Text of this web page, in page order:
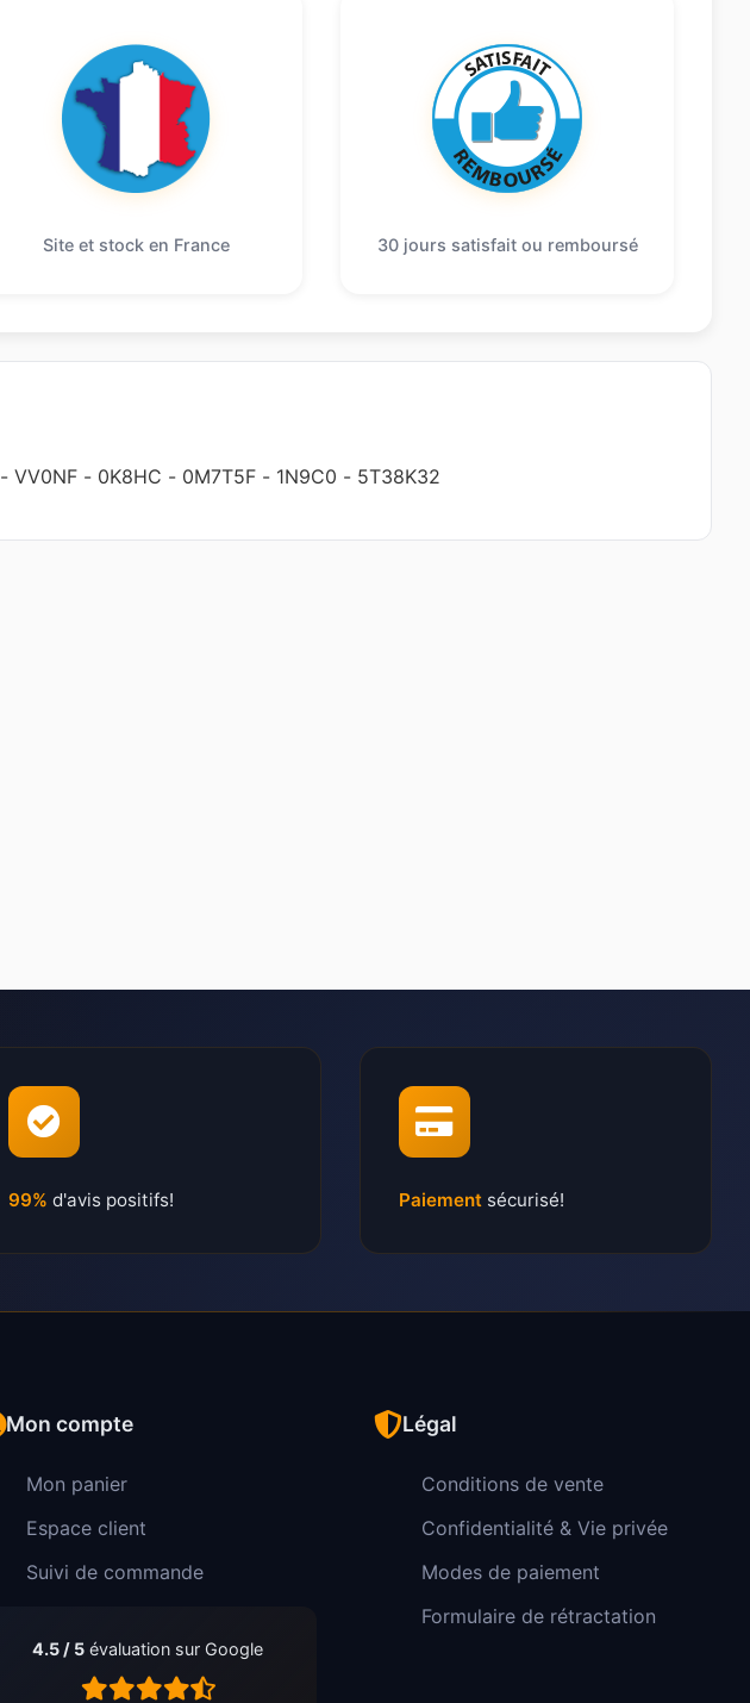
Site et stock en France 30 jours satisfait ou remboursé
- VV0NF - 0K8HC - 0M7T5F - 1N9C0 - 5T38K32
99% d'avis positifs! Paiement sécurisé!
Mon compte
Mon panier
Espace client
Suivi de commande
4.5 / 5 évaluation sur Google
Légal
Conditions de vente
Confidentialité & Vie privée
Modes de paiement
Formulaire de rétractation